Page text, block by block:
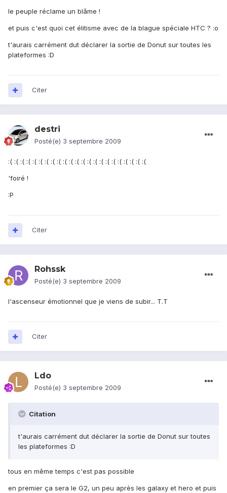
le peuple réclame un blâme !
et puis c'est quoi cet élitisme avec de la blague spéciale HTC ? :o
t'aurais carrément dut déclarer la sortie de Donut sur toutes les
plateformes :D
Citer
destri
Posté(e) 3 septembre 2009
:( :( :( :( :( :( :( :( :( :( :( :( :( :( :( :( :( :( :( :( :( :( :(
'foiré !
:P
Citer
Rohssk
Posté(e) 3 septembre 2009
l'ascenseur émotionnel que je viens de subir... T.T
Citer
Ldo
Posté(e) 3 septembre 2009
Citation
t'aurais carrément dut déclarer la sortie de Donut sur toutes
les plateformes :D
tous en même temps c'est pas possible
en premier ça sera le G2, un peu après les galaxy et hero et puis